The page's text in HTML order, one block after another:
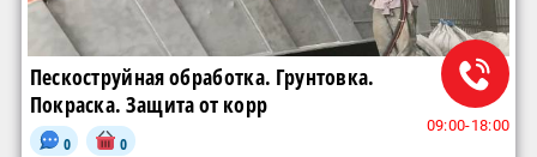
Пескоструйная обработка. Грунтовка.
Покраска. Защита от корр
0 0
09:00-18:00